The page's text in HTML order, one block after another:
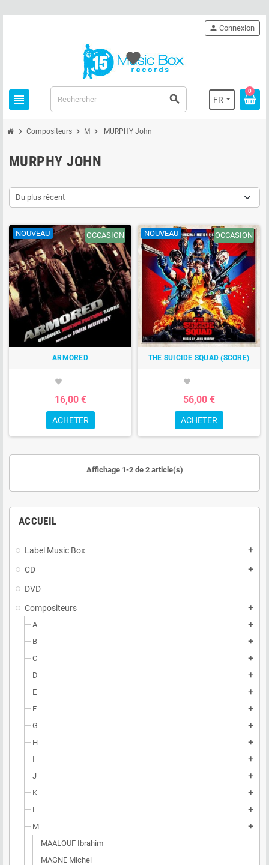
view_headline search FR
person Connexion
0
favorite
chevron_right Compositeurs chevron_right M chevron_right MURPHY John
ACCUEIL
Label Music Box add
CD add
DVD
Compositeurs
add
A add
B add
C add
D add
E add
F add
G add
H add
I add
J add
K add
L add
M add
MAALOUF Ibrahim
MAGNE Michel
MURPHY JOHN
Du plus récent
NOUVEAU OCCASION
ARMORED
favorite
16,00 €
ACHETER
NOUVEAU OCCASION
THE SUICIDE SQUAD (SCORE)
favorite
56,00 €
ACHETER
Affichage 1-2 de 2 article(s)